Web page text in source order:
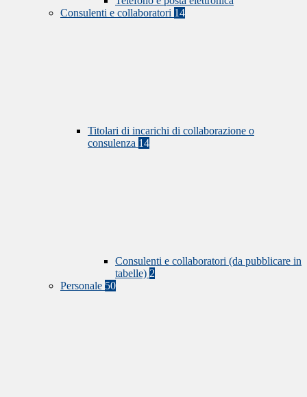
Consulenti e collaboratori 14
Titolari di incarichi di collaborazione o
consulenza 14
Consulenti e collaboratori (da pubblicare in
tabelle) 2
Personale 50